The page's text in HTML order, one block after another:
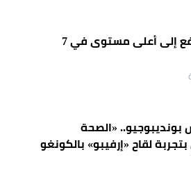
الذهب يرتفع إلى أعلى مستوى في 7
«الصحة
لقاح «إرفيبو» بالكونغو